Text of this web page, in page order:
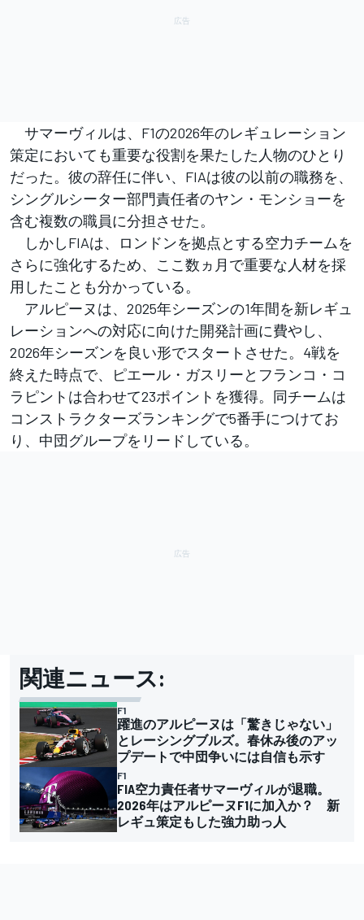
サマーヴィルは、F1の2026年のレギュレーション
策定においても重要な役割を果たした人物のひとり
だった。彼の辞任に伴い、FIAは彼の以前の職務を、
シングルシーター部門責任者のヤン・モンショーを
含む複数の職員に分担させた。
しかしFIAは、ロンドンを拠点とする空力チームを
さらに強化するため、ここ数ヵ月で重要な人材を採
用したことも分かっている。
アルピーヌは、2025年シーズンの1年間を新レギュ
レーションへの対応に向けた開発計画に費やし、
2026年シーズンを良い形でスタートさせた。4戦を
終えた時点で、ピエール・ガスリーとフランコ・コ
ラピントは合わせて23ポイントを獲得。同チームは
コンストラクターズランキングで5番手につけてお
り、中団グループをリードしている。
関連ニュース:
F1
躍進のアルピーヌは「驚きじゃない」
とレーシングブルズ。春休み後のアッ
プデートで中団争いには自信も示す
F1
FIA空力責任者サマーヴィルが退職。
2026年はアルピーヌF1に加入か？ 新
レギュ策定もした強力助っ人